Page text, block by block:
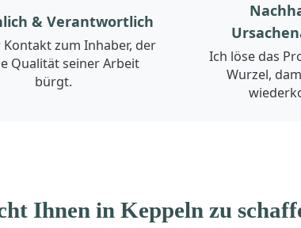
& Verantwortlich
zum Inhaber, der
Qualität seiner Arbeit
bürgt.
Ich löse das
Wurzel,
Ihnen in Keppeln zu